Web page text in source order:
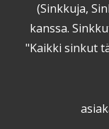
(Sinkkuja,
kanssa.
"Kaikki sinkut